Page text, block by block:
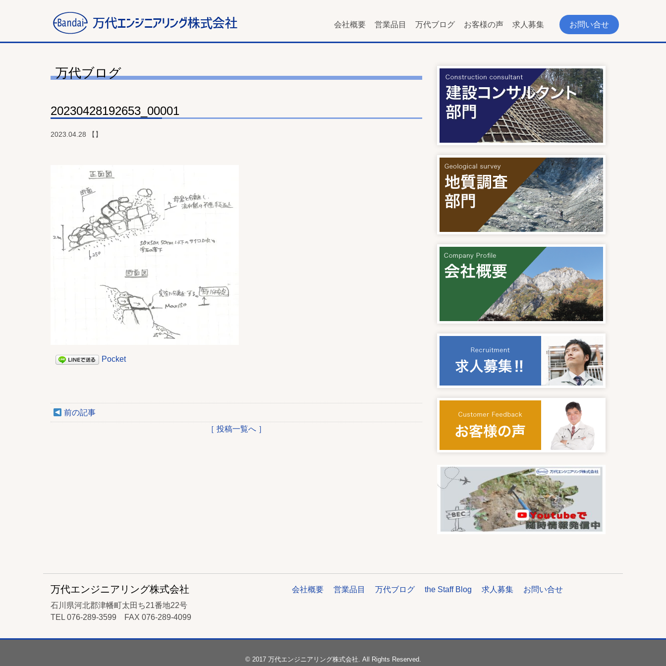
会社概要 営業品目 万代ブログ お客様の声 求人募集 お問い合せ
万代ブログ
20230428192653_00001
2023.04.28 【】
Pocket
前の記事
［ 投稿一覧へ ］
万代エンジニアリング株式会社
石川県河北郡津幡町太田ち21番地22号
TEL 076-289-3599 FAX 076-289-4099
会社概要 営業品目 万代ブログ the Staff Blog 求人募集 お問い合せ
© 2017 万代エンジニアリング株式会社. All Rights Reserved.